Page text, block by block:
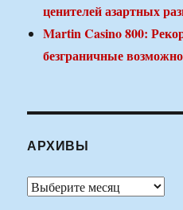
ценителей азартных
Martin Casino 800:
безграничные
АРХИВЫ
Архивы